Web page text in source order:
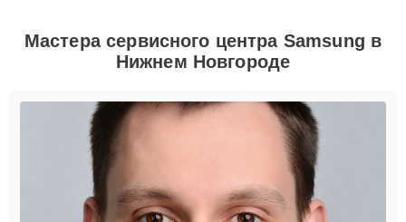
Мастера сервисного центра Samsung в
Нижнем Новгороде